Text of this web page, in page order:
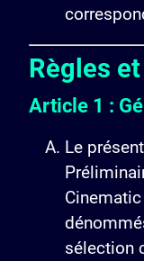
Règles
Article 1 :
Le
sélection